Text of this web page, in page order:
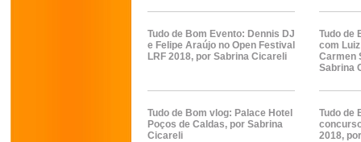
Tudo de Bom Evento: Dennis DJ
e Felipe Araújo no Open Festival
LRF 2018, por Sabrina Cicareli
Tudo de
com
Carmen
Sabrina
Tudo de Bom vlog: Palace Hotel
Poços de Caldas, por Sabrina
Cicareli
Tudo de
2018,